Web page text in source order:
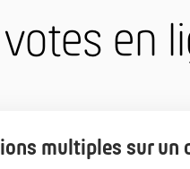
en
multiples sur un